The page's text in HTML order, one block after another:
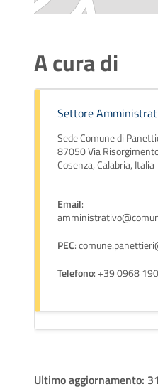
A cura di
Settore
Sede Comune di
87050 Via
Cosenza, Calabria, Italia
Email:
PEC:
Telefono: +39 0968
Ultimo aggiornamento: